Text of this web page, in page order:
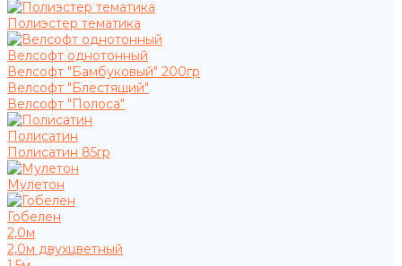
Полиэстер тематика
Велсофт однотонный
Велсофт "Бамбуковый" 200гр
Велсофт "Блестящий"
Велсофт "Полоса"
Полисатин
Полисатин 85гр
Мулетон
Гобелен
2,0м
2,0м двухцветный